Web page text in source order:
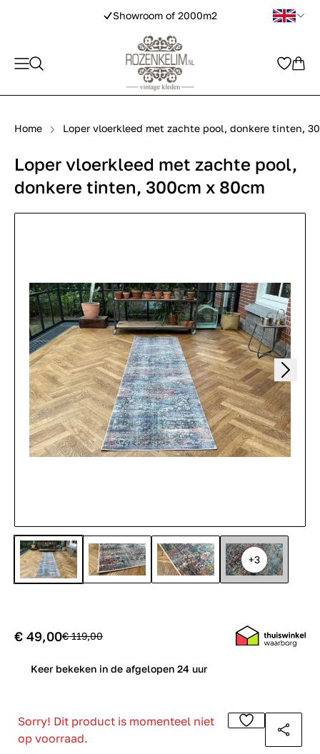
Showroom of 2000m2
Home Loper vloerkleed met zachte pool, donkere tinten,
+3
Loper vloerkleed met zachte pool,
donkere tinten, 300cm x 80cm
€ 49,00€ 119,00
Keer bekeken in de afgelopen 24 uur
Sorry! Dit product is momenteel niet
op voorraad.